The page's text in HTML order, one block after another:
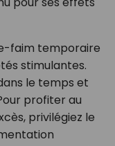
faim temporaire
stimulantes.
le temps et
profiter au
privilégiez le